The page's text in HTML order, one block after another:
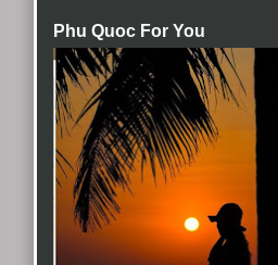
Phu Quoc For You